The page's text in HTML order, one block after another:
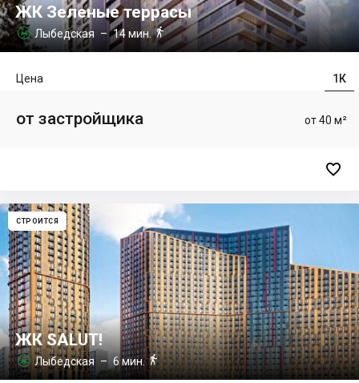
ЖК Зеленые террасы
 Лыбедская – 14 мин.
1К
Цена
от 40 м²
от застройщика

СТРОИТСЯ
ЖК SALUT!
 Лыбедская– 6 мин.